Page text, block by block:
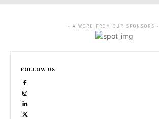
- A WORD FROM OUR SPONSORS -
FOLLOW US